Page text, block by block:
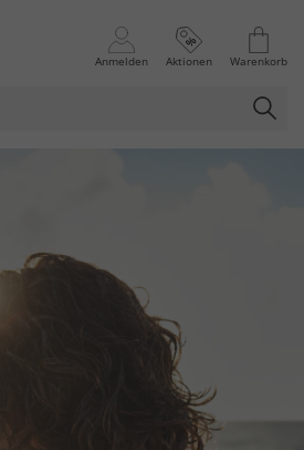
Anmelden Aktionen Warenkorb